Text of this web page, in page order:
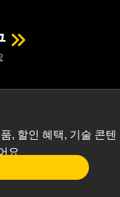
, 할인 혜택, 기술 콘텐
요